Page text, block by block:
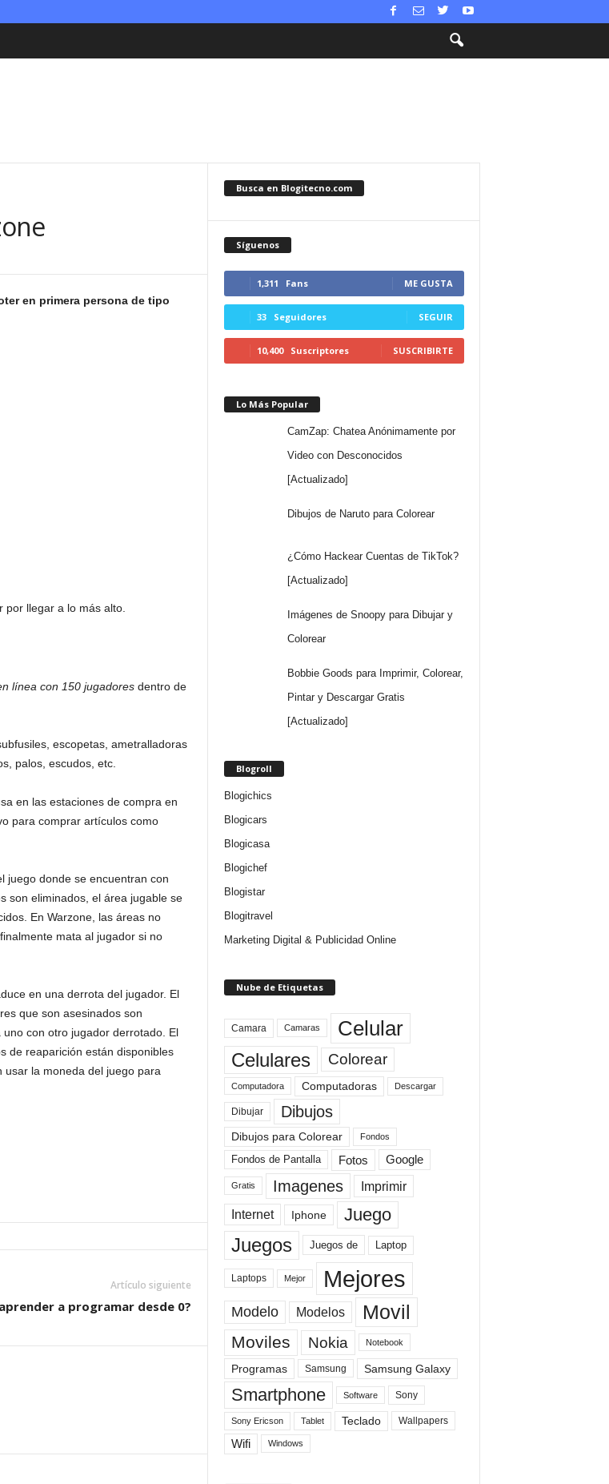
en primera persona de tipo
llegar a lo más alto.
línea con 150 jugadoresdentro de
escopetas, ametralladoras
palos, escudos, etc.
en las estaciones de compra en
para comprar artículos como
juego donde se encuentran con
son eliminados, el área jugable se
En Warzone, las áreas no
mata al jugador si no
en una derrota del jugador. El
que son asesinados son
con otro jugador derrotado. El
de reaparición están disponibles
la moneda del juego para
Artículo siguiente
a programar desde 0?
Busca en Blogitecno.com
Síguenos
1,311 Fans ME GUSTA
33 Seguidores SEGUIR
10,400 Suscriptores SUSCRIBIRTE
Lo Más Popular
CamZap: Chatea Anónimamente por
Video con Desconocidos
[Actualizado]
Dibujos de Naruto para Colorear
¿Cómo Hackear Cuentas de TikTok?
[Actualizado]
Imágenes de Snoopy para Dibujar y
Colorear
Bobbie Goods para Imprimir, Colorear,
Pintar y Descargar Gratis
[Actualizado]
Blogroll
Blogichics
Blogicars
Blogicasa
Blogichef
Blogistar
Blogitravel
Marketing Digital & Publicidad Online
Nube de Etiquetas
Camara Camaras Celular
Celulares Colorear
Computadora Computadoras Descargar
Dibujar Dibujos
Dibujos para Colorear Fondos
Fondos de Pantalla Fotos Google
Gratis Imagenes Imprimir
Internet Iphone Juego
Juegos Juegos de Laptop
Laptops Mejor Mejores
Modelo Modelos Movil
Moviles Nokia Notebook
Programas Samsung Samsung Galaxy
Smartphone Software Sony
Sony Ericson Tablet Teclado Wallpapers
Wifi Windows